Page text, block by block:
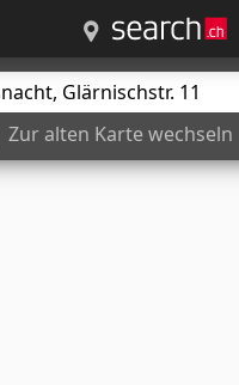
Zur alten Karte wechseln